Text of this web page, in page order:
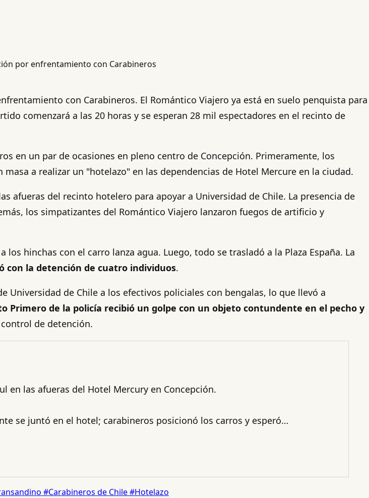
con Carabineros. El Romántico Viajero ya está en suelo penquista para
comenzará a las 20 horas y se esperan 28 mil espectadores en el recinto de
en un par de ocasiones en pleno centro de Concepción. Primeramente, los
a realizar un "hotelazo" en las dependencias de Hotel Mercure en la ciudad.
afueras del recinto hotelero para apoyar a Universidad de Chile. La presencia de
los simpatizantes del Romántico Viajero lanzaron fuegos de artificio y
hinchas con el carro lanza agua. Luego, todo se trasladó a la Plaza España. La
con la detención de cuatro individuos.
de Chile a los efectivos policiales con bengalas, lo que llevó a
Primero de la policía recibió un golpe con un objeto contundente en el pecho y
de detención.
en las afueras del Hotel Mercury en Concepción.
se juntó en el hotel; carabineros posicionó los carros y esperó…
#Carabineros de Chile#Hotelazo